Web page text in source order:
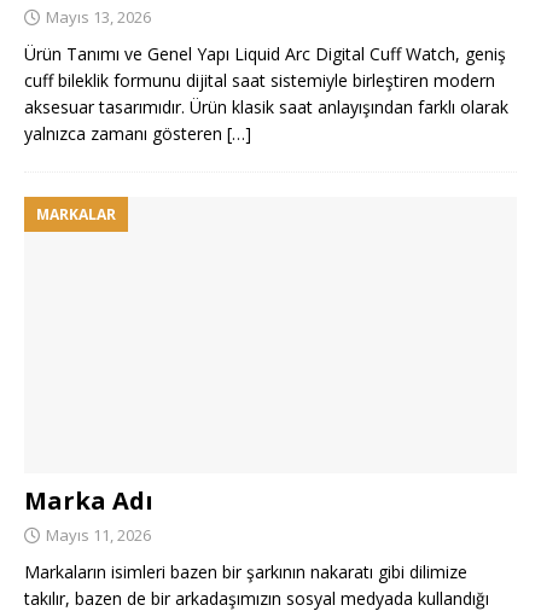
Mayıs 13, 2026
Ürün Tanımı ve Genel Yapı Liquid Arc Digital Cuff Watch, geniş
cuff bileklik formunu dijital saat sistemiyle birleştiren modern
aksesuar tasarımıdır. Ürün klasik saat anlayışından farklı olarak
yalnızca zamanı gösteren […]
MARKALAR
Marka Adı
Mayıs 11, 2026
Markaların isimleri bazen bir şarkının nakaratı gibi dilimize
takılır, bazen de bir arkadaşımızın sosyal medyada kullandığı